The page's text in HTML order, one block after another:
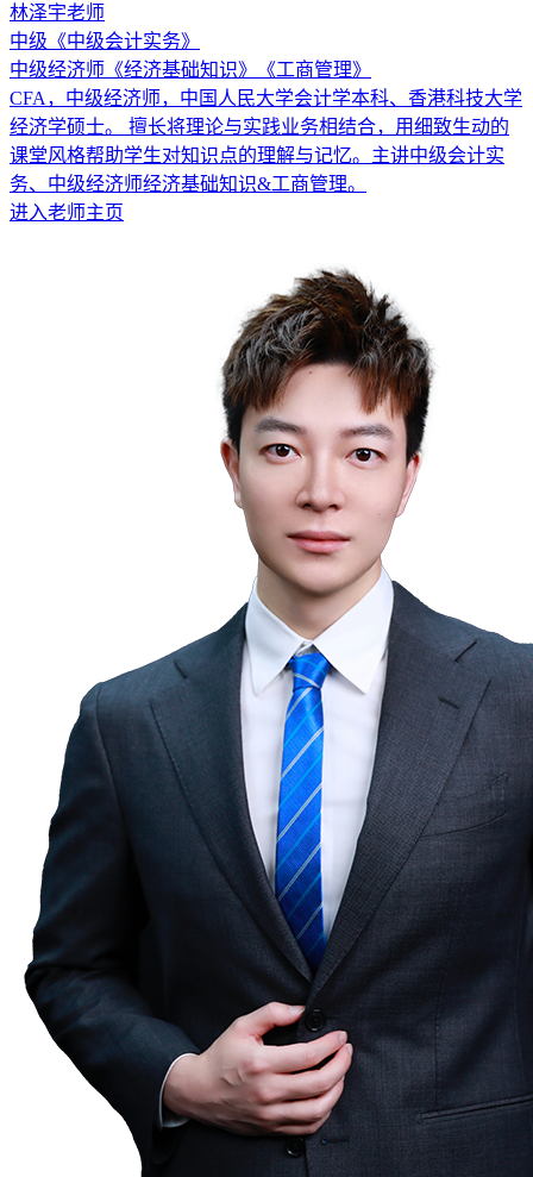
林泽宇老师
中级《中级会计实务》
中级经济师《经济基础知识》《工商管理》
CFA，中级经济师，中国人民大学会计学本科、香港科技大学
经济学硕士。 擅长将理论与实践业务相结合，用细致生动的
课堂风格帮助学生对知识点的理解与记忆。主讲中级会计实
务、中级经济师经济基础知识&工商管理。
进入老师主页